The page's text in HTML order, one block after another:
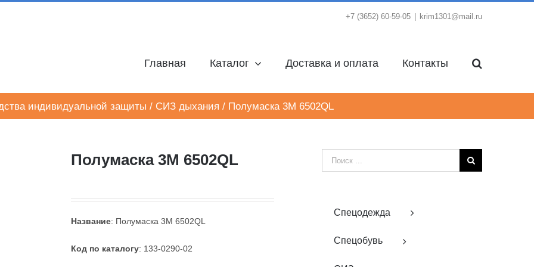
+7 (3652) 60-59-05 krim1301@mail.ru
Главная Каталог Доставка и оплата Контакты
индивидуальной защиты / СИЗ дыхания / Полумаска 3M 6502QL
Полумаска 3M 6502QL
Название: Полумаска 3M 6502QL
Код по каталогу: 133-0290-02
Результат
поиска:
Спецодежда
Спецобувь